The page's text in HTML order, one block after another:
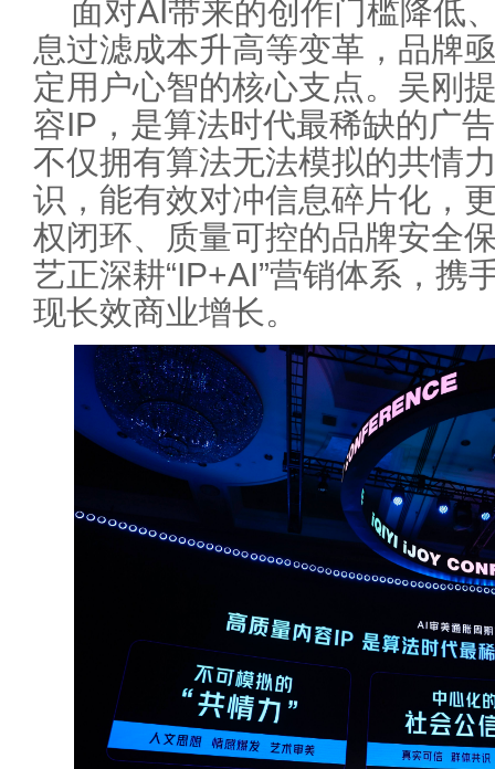
面对AI带来的创作门槛降低
息过滤成本升高等变革，品牌
定用户心智的核心支点。吴刚
容IP，是算法时代最稀缺的广
不仅拥有算法无法模拟的共情
识，能有效对冲信息碎片化，
权闭环、质量可控的品牌安全
艺正深耕“IP+AI”营销体系，携
现长效商业增长。